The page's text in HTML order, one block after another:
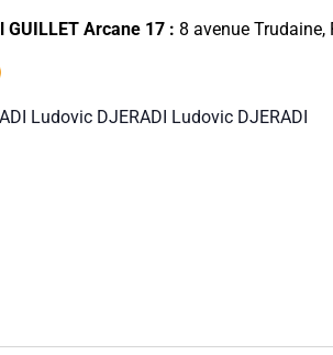
GUILLET Arcane 17 : 8 avenue Trudaine,
Ludovic DJERADI Ludovic DJERADI